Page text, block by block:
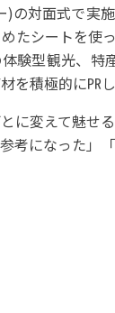
対面式で実
たシートを使っ
験型観光、
を積極的に㏚し
変えて魅せ
になった」